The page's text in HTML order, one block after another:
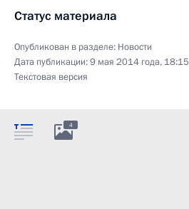
Статус материала
Опубликован в разделе: Новости
Дата публикации:9 мая 2014 года, 18:15
Текстовая версия
4